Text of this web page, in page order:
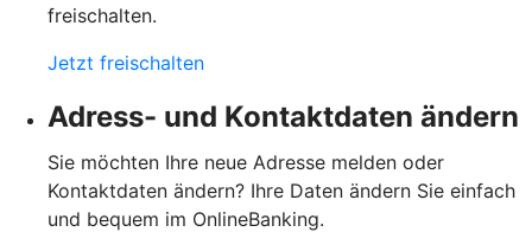
freischalten.
Jetzt freischalten
Adress- und Kontaktdaten ändern
Sie möchten Ihre neue Adresse melden oder
Kontaktdaten ändern? Ihre Daten ändern Sie einfach
und bequem im OnlineBanking.